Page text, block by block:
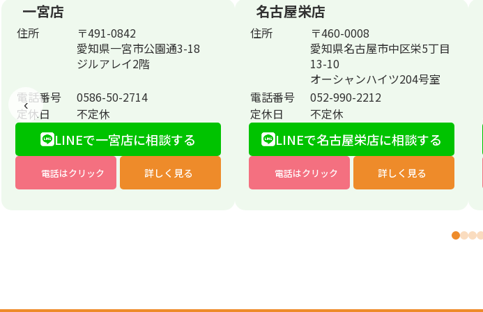
‹
一宮店
住所
〒491-0842
愛知県一宮市公園通3-18
ジルアレイ2階
電話番号
0586-50-2714
定休日
不定休
LINEで一宮店に相談する
電話はクリック 詳しく見る
名古屋栄店
住所
〒460-0008
愛知県名古屋市中区栄5丁目
13-10
オーシャンハイツ204号室
電話番号
052-990-2212
定休日
不定休
LINEで名古屋栄店に相談する
電話はクリック 詳しく見る